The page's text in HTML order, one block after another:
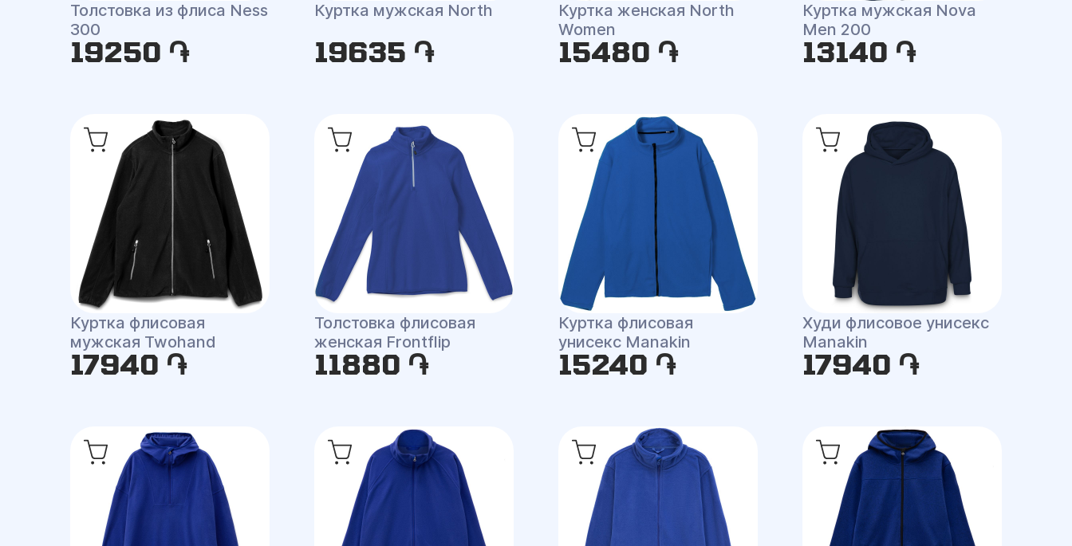
Толстовка из флиса Ness
300
19250 ֏
Куртка мужская North
19635 ֏
Куртка женская North
Women
15480 ֏
Куртка мужская Nova
Men 200
13140 ֏
Куртка флисовая
мужская Twohand
17940 ֏
Толстовка флисовая
женская Frontflip
11880 ֏
Куртка флисовая
унисекс Manakin
15240 ֏
Худи флисовое унисекс
Manakin
17940 ֏